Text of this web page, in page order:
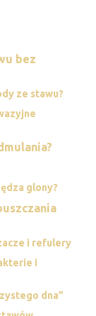
bez
ze stawu?
glony?
i refulery
i
dna”